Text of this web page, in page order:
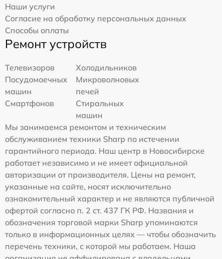
Наши услуги
Согласие на обработку персональных данных
Способы оплаты
Ремонт устройств
Телевизоров
Холодильников
Посудомоечных
машин
Микроволновых
печей
Смартфонов
Стиральных
машин
Мы занимаемся ремонтом и техническим
обслуживанием техники Sharp по истечении
гарантийного периода. Наш центр в Новосибирске
работает независимо и не имеет официальной
авторизации от производителя. Цены на ремонт,
указанные на сайте, носят исключительно
ознакомительный характер и не являются публичной
офертой согласно п. 2 ст. 437 ГК РФ. Названия и
обозначения торговой марки Sharp упоминаются
только в информационных целях — чтобы обозначить
перечень техники, с которой мы работаем. Наша